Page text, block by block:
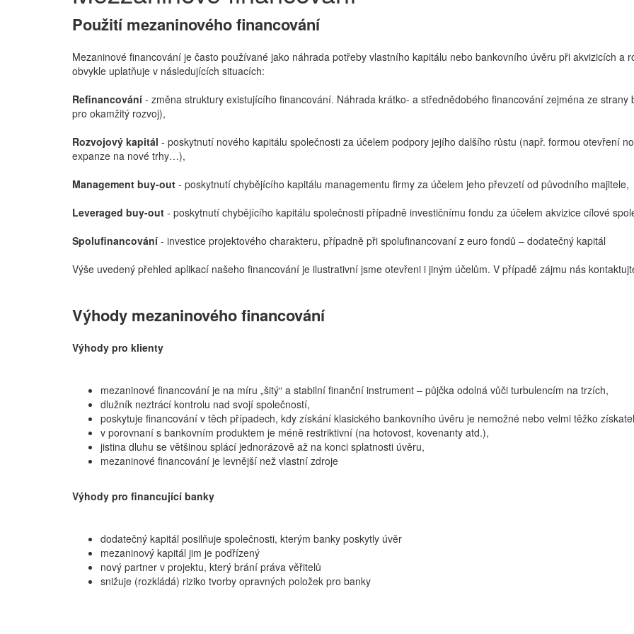
Použití mezaninového financování
Mezaninové financování je často používané jako náhrada potřeby vlastního kapitálu nebo bankovního úvěru při akvizicích a
obvykle uplatňuje v následujících situacích:
Refinancování - změna struktury existujícího financování. Náhrada krátko- a střednědobého financování zejména ze
pro okamžitý rozvoj),
Rozvojový kapitál - poskytnutí nového kapitálu společnosti za účelem podpory jejího dalšího růstu (např. formou otevření
expanze na nové trhy…),
Management buy-out - poskytnutí chybějícího kapitálu managementu firmy za účelem jeho převzetí od původního majitele,
Leveraged buy-out - poskytnutí chybějícího kapitálu společnosti případně investičnímu fondu za účelem akvizice cílové
Spolufinancování - investice projektového charakteru, případně při spolufinancovaní z euro fondů – dodatečný kapitál
Výše uvedený přehled aplikací našeho financování je ilustrativní jsme otevřeni i jiným účelům. V případě zájmu nás
Výhody mezaninového financování
Výhody pro klienty
mezaninové financování je na míru „šitý“ a stabilní finanční instrument – půjčka odolná vůči turbulencím na trzích,
dlužník neztrácí kontrolu nad svojí společností,
poskytuje financování v těch případech, kdy získání klasického bankovního úvěru je nemožné nebo velmi těžko
v porovnaní s bankovním produktem je méně restriktivní (na hotovost, kovenanty atd.),
jistina dluhu se většinou splácí jednorázově až na konci splatnosti úvěru,
mezaninové financování je levnější než vlastní zdroje
Výhody pro financující banky
dodatečný kapitál posilňuje společnosti, kterým banky poskytly úvěr
mezaninový kapitál jim je podřízený
nový partner v projektu, který brání práva věřitelů
snižuje (rozkládá) riziko tvorby opravných položek pro banky